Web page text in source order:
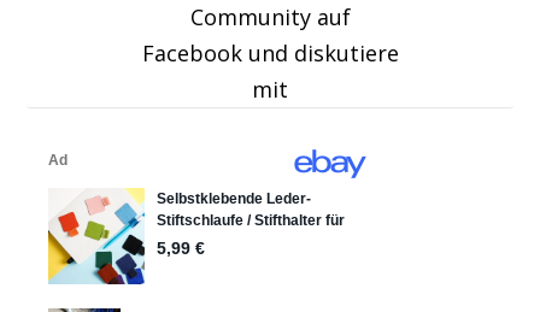
Community auf
Facebook und diskutiere
mit